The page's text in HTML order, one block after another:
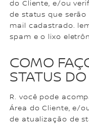
do Cliente, e/ou
de status que
mail cadastrado.
spam e o lixo
COMO
STATUS
R. você pode
Área do Cliente, e/
de atualização de